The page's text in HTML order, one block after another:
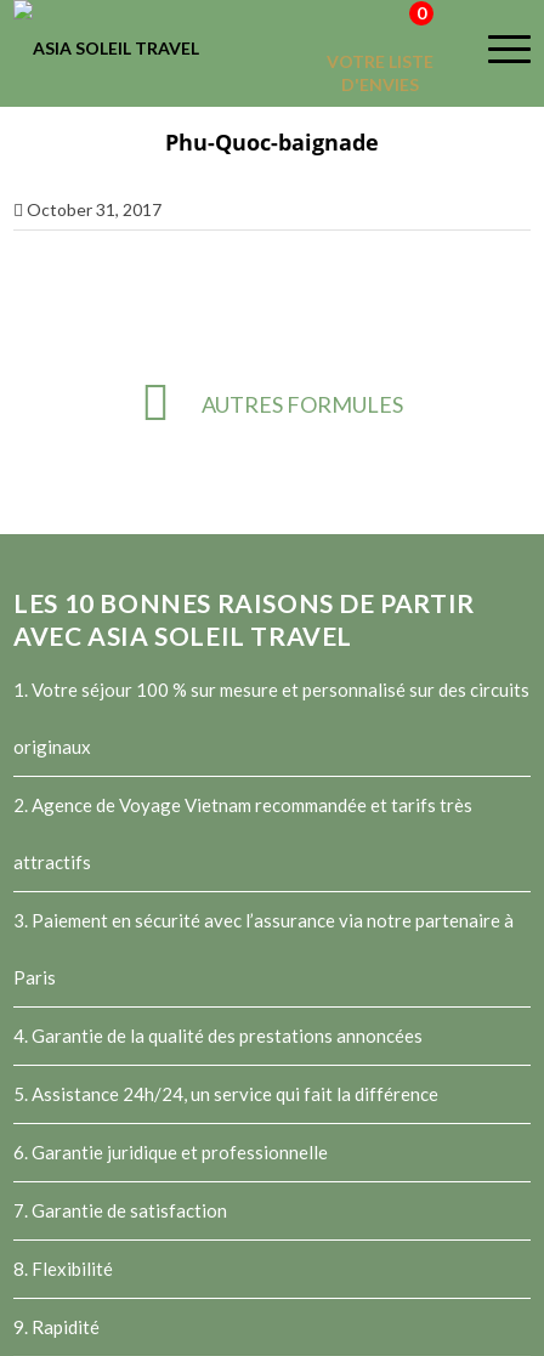
VOTRE LISTE
D'ENVIES
0
Phu-Quoc-baignade
October 31, 2017
AUTRES FORMULES
LES 10 BONNES RAISONS DE PARTIR
AVEC ASIA SOLEIL TRAVEL
1. Votre séjour 100 % sur mesure et personnalisé sur des circuits
originaux
2.Agence de Voyage Vietnam recommandée et tarifs très
attractifs
3. Paiement en sécurité avec l’assurance via notre partenaire à
Paris
4. Garantie de la qualité des prestations annoncées
5. Assistance 24h/24, un service qui fait la différence
6. Garantie juridique et professionnelle
7. Garantie de satisfaction
8. Flexibilité
9. Rapidité